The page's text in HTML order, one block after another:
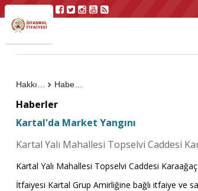
Haberler
Haberler
Kartal'da Market Yangını
Kartal Yalı Mahallesi Topselvi Caddesi
Kartal Yalı Mahallesi Topselvi Caddesi
İtfaiyesi Kartal Grup Amirliğine bağlı itfaiye ve